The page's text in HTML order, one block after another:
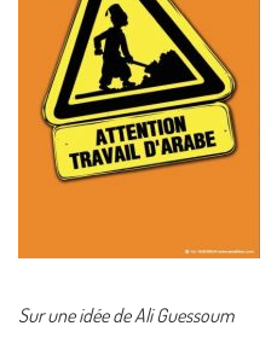
Sur une idée de Ali Guessoum